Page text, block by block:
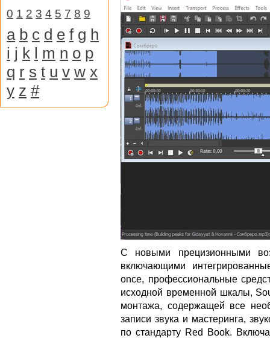
С новыми прецизионными
включающими
once, профессиональные
исходной временной шкалы,
монтажа, содержащей все
записи звука и мастеринга,
по стандарту Red Book.
0 1 2 3 4 5 7 8 9
a b c d e f g h
i j k l m n o p
q r s t u v w x
y z #